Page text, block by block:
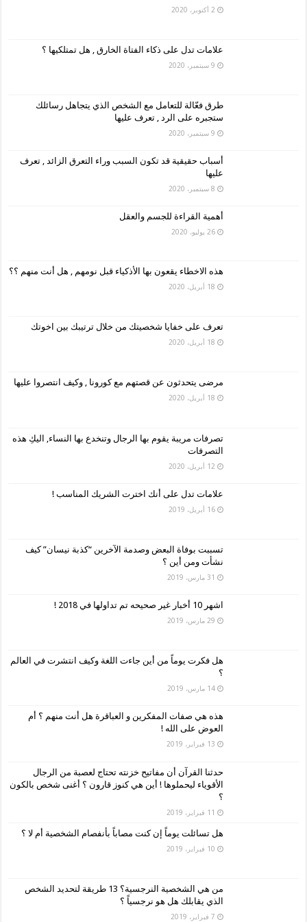
2 أكتوبر، 2020
علامات تدل على ذكاء الفتاة الخارق , هل تمتلكيها ؟
9 سبتمبر، 2020
طرق فعّالة للتعامل مع الشخص الذي يتجاهل رسائلك
ستجبره على الرد , تعرف عليها
9 سبتمبر، 2020
أسباب حقيقية قد تكون السبب وراء التعرق الزائد , تعرف
عليها
8 سبتمبر، 2020
أهمية القراءة للجسم والعقل
26 يوليو، 2020
هذه الاخطاء يقعون بها الأذكياء قبل نومهم , هل أنت منهم ؟؟
18 أبريل، 2020
تعرف على خفايا شخصيتك من خلال ترتيبك بين اخوتك
18 أبريل، 2020
مرضى يتحدثون عن قصتهم مع كورونا , وكيف انتصروا عليها
18 أبريل، 2020
تصرفات مريبة يقوم بها الرجال وتنخدع بها النساء, اليكِ هذه
التصرفات
12 أبريل، 2020
علامات تدل على أنك اخترت الشريك المناسب !
16 أبريل، 2019
تسببت بوفاة البعض وصدمة الآخرين “كذبة نيسان” كيف
نشأت ومن أين ؟
31 مارس، 2019
اشهر 10 أخبار غير صحيحه تم تداولها في 2018 !
29 مارس، 2019
هل فكرت يوماً من أين جاءت اللغة وكيف انتشرت في العالم
؟
14 مارس، 2019
هذه هي صفات المفكرين و العباقرة هل أنت منهم ؟ أم
العوض على الله !
13 فبراير، 2019
حدثنا القرآن أن مفاتيح خزنته تحتاج لعصبة من الرجال
الأقوياء ليحملوها ! أين هي كنوز قارون ؟ أغنى شخص بالكون
؟
11 فبراير، 2019
هل تسائلت يوماً إن كنت مصاباً بأنفصام الشخصية أم لا ؟
10 فبراير، 2019
من هي الشخصية النرجسية؟ 13 طريقة لتحديد الشخص
الذي يقابلك هل هو نرجسياً ؟
7 فبراير، 2019